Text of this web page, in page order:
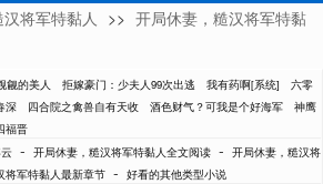
将军特黏人 >> 开局休妻，糙汉将军特黏
觎的美人 拒嫁豪门：少夫人99次出逃 我有药啊[系统]
六零
深 四合院之禽兽自有天收 酒色财气？可我是个好海军
神鹰
福晋
- 开局休妻，糙汉将军特黏人全文阅读 - 开局休妻，糙汉将
将军特黏人最新章节 - 好看的其他类型小说